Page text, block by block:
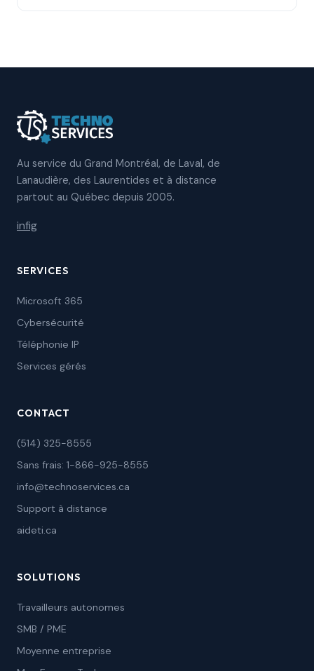
Au service du Grand Montréal, de Laval, de
Lanaudière, des Laurentides et à distance
partout au Québec depuis 2005.
infig
SERVICES
Microsoft 365
Cybersécurité
Téléphonie IP
Services gérés
CONTACT
(514) 325-8555
Sans frais: 1-866-925-8555
info@technoservices.ca
Support à distance
aideti.ca
SOLUTIONS
Travailleurs autonomes
SMB / PME
Moyenne entreprise